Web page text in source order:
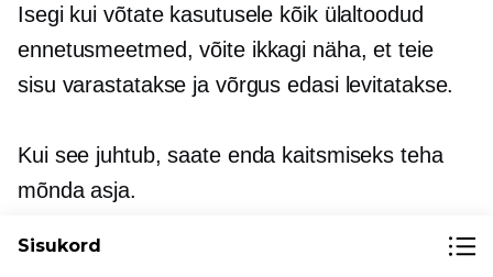
Isegi kui võtate kasutusele kõik ülaltoodud
ennetusmeetmed, võite ikkagi näha, et teie
sisu varastatakse ja võrgus edasi levitatakse.
Kui see juhtub, saate enda kaitsmiseks teha
mõnda asja.
Sisukord